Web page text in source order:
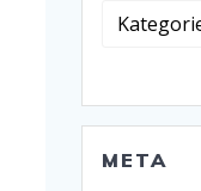
Kategorien
META